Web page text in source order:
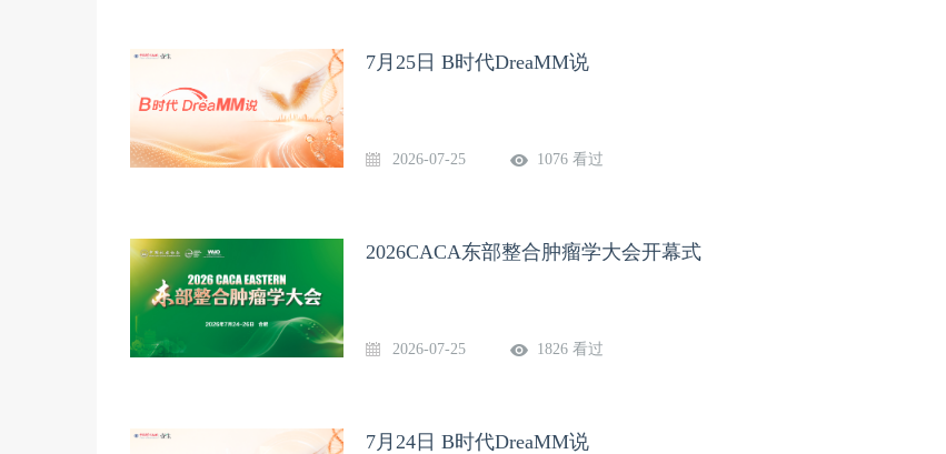
7月25日 B时代DreaMM说
2026-07-25 1076 看过
2026CACA东部整合肿瘤学大会开幕式
2026-07-25 1826 看过
7月24日 B时代DreaMM说